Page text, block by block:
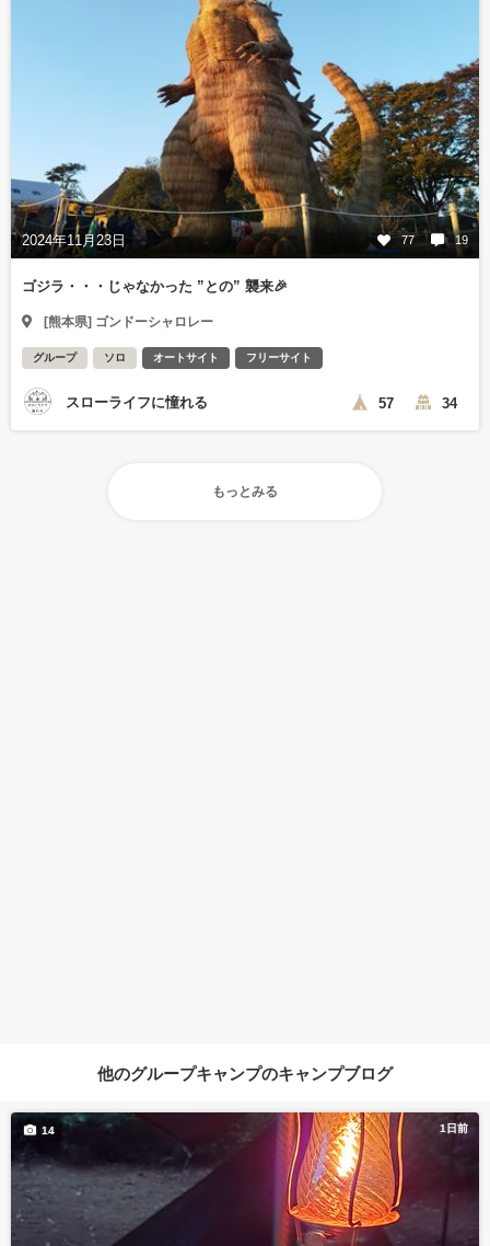
2024年11月23日 77 19
ゴジラ・・・じゃなかった ”との” 襲来🎉
[熊本県] ゴンドーシャロレー
グループ ソロ オートサイト フリーサイト
スローライフに憧れる 57 34
もっとみる
他のグループキャンプのキャンプブログ
1日前
14